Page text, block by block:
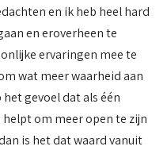
en ik heb heel hard
en eroverheen te
ervaringen mee te
wat meer waarheid aan
gevoel dat als één
om meer open te zijn
is het dat waard vanuit